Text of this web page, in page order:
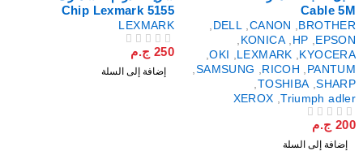
Cable 5M
BROTHER
,
CANON
,
DELL
,
EPSON
,
HP
,
KONICA
,
KYOCERA
,
LEXMARK
,
OKI
,
PANTUM
,
RICOH
,
SAMSUNG
,
SHARP
,
TOSHIBA
,
Triumph adler
,
XEROX
200 ج.م
إضافة إلى السلة
Chip Lexmark 5155
LEXMARK
250 ج.م
إضافة إلى السلة